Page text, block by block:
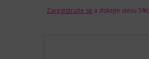
Zaregistrujte se a získejte slevu 5%!